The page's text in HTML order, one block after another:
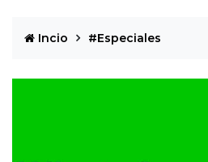
Incio #Especiales